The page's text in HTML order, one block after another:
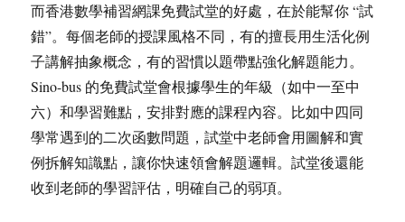
而香港數學補習網課免費試堂的好處，在於能幫你 “試
錯”。每個老師的授課風格不同，有的擅長用生活化例
子講解抽象概念，有的習慣以題帶點強化解題能力。
Sino-bus 的免費試堂會根據學生的年級（如中一至中
六）和學習難點，安排對應的課程內容。比如中四同
學常遇到的二次函數問題，試堂中老師會用圖解和實
例拆解知識點，讓你快速領會解題邏輯。試堂後還能
收到老師的學習評估，明確自己的弱項。